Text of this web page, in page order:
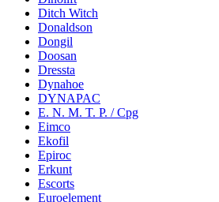
Ditch Witch
Donaldson
Dongil
Doosan
Dressta
Dynahoe
DYNAPAC
E. N. M. T. P. / Cpg
Eimco
Ekofil
Epiroc
Erkunt
Escorts
Euroelement